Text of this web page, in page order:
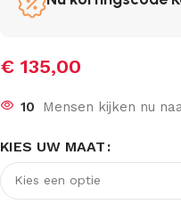
€ 135,00
10 Mensen kijken nu
KIES UW MAAT